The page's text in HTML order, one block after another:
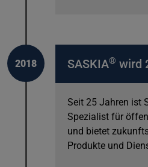
SASKIA® wird
Seit 25 Jahren ist
Spezialist für
und bietet
Produkte und
2018